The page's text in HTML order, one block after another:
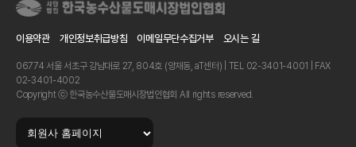
이용약관 개인정보취급방침 이메일무단수집거부 오시는 길
06774 서울 서초구 강남대로 27, 804호 (양재동, aT센터) | TEL 02-3401-4001 | FAX
02-3401-4002
Copyright ⓒ 한국농수산물도매시장법인협회 All rights reserved.